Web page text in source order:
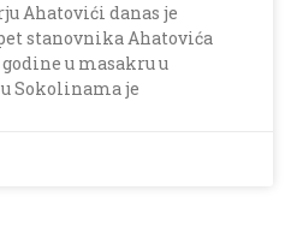
Ahatovići danas je
stanovnika Ahatovića
godine u masakru u
Sokolinama je